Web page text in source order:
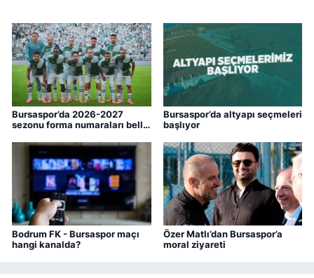
Bursaspor’da 2026-2027
sezonu forma numaraları belli
Bursaspor’da altyapı seçmeleri
başlıyor
Bodrum FK - Bursaspor maçı
hangi kanalda?
Özer Matlı’dan Bursaspor’a
moral ziyareti